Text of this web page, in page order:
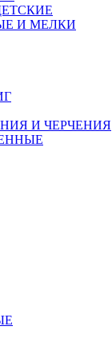
И МЕЛКИ
И ЧЕРЧЕНИЯ